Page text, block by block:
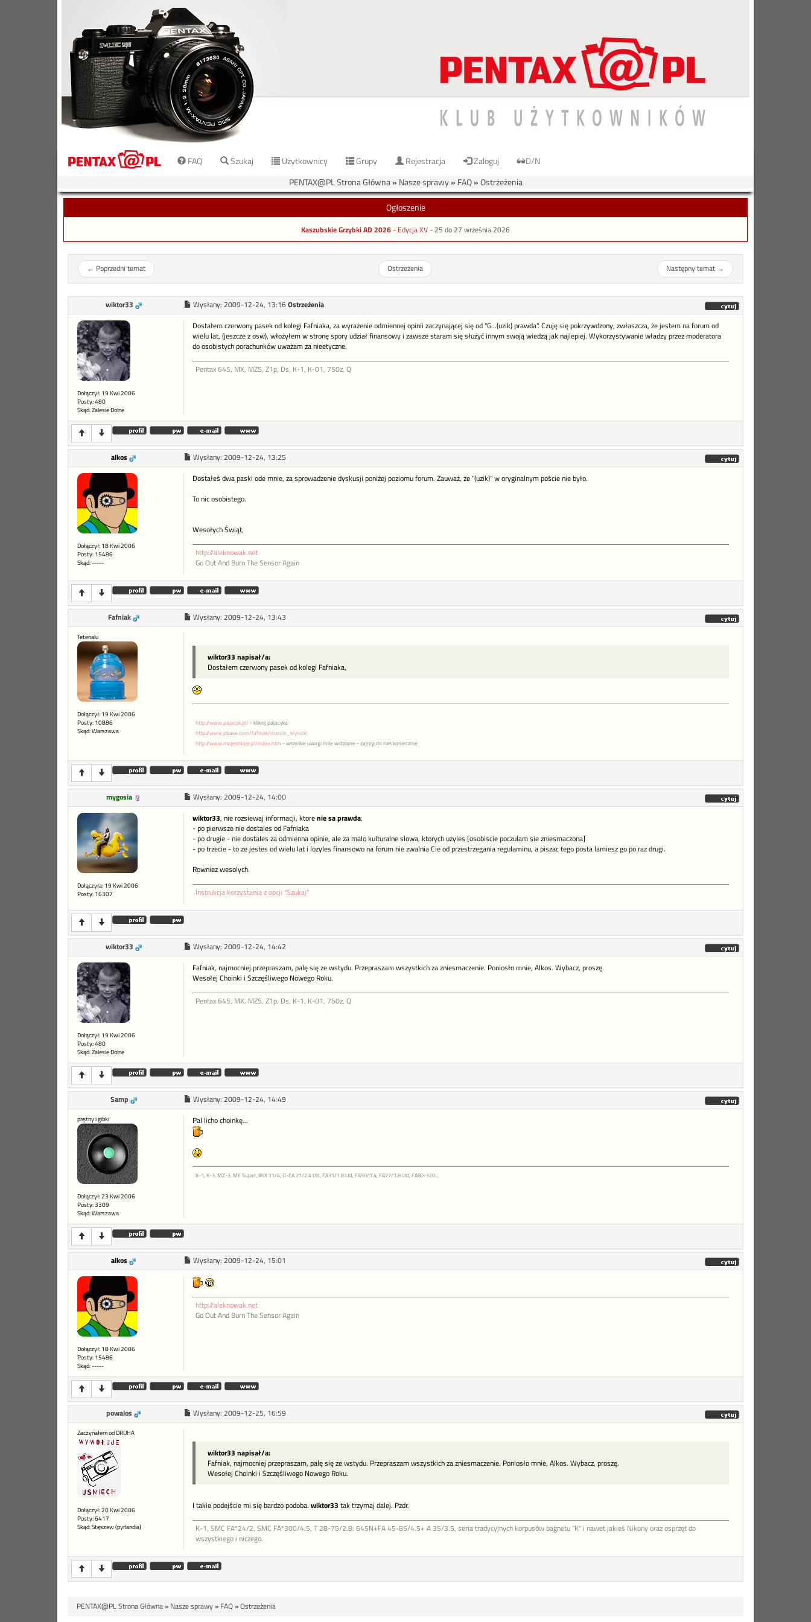
FAQ Szukaj Użytkownicy Grupy Rejestracja Zaloguj
D/N
PENTAX@PL Strona Główna» Nasze sprawy» FAQ»Ostrzeżenia
Ogłoszenie
Kaszubskie Grzybki AD 2026- Edycja XV -25 do 27 września 2026
← Poprzedni temat Ostrzeżenia Następny temat→
wiktor33 Wysłany: 2009-12-24, 13:16Ostrzeżenia
Dołączył: 19 Kwi 2006
Posty: 480
Skąd: Zalesie Dolne
Dostałem czerwony pasek od kolegi Fafniaka, za wyrażenie odmiennej opinii zaczynającej się od "G...(uzik) prawda". Czuję się pokrzywdzony, zwłaszcza, że jestem na forum od
wielu lat, (jeszcze z osw), włożyłem w stronę spory udział finansowy i zawsze staram się służyć innym swoją wiedzą jak najlepiej. Wykorzystywanie władzy przez moderatora
do osobistych porachunków uważam za nieetyczne.
Pentax 645, MX, MZ5, Z1p, Ds, K-1, K-01, 750z, Q
alkos Wysłany: 2009-12-24, 13:25
Dołączył: 18 Kwi 2006
Posty: 15486
Skąd: -----
Dostałeś dwa paski ode mnie, za sprowadzenie dyskusji poniżej poziomu forum. Zauważ, że "(uzik)" w oryginalnym poście nie było.
To nic osobistego.
Wesołych Świąt,
http://aleknowak.net
Go Out And Burn The Sensor Again
Fafniak Wysłany: 2009-12-24, 13:43
Tetenalu
Dołączył: 19 Kwi 2006
Posty: 10886
Skąd: Warszawa
wiktor33 napisał/a:
Dostałem czerwony pasek od kolegi Fafniaka,
http://www.pajacyk.pl/ - kliknij pajacyka
http://www.pbase.com/fafniak/marcin_krynicki
http://www.mojesmoje.pl/index.htm - wszelkie uwagi mile widziane - zajrzyj do nas koniecznie
mygosia Wysłany: 2009-12-24, 14:00
Dołączyła: 19 Kwi 2006
Posty: 16307
wiktor33, nie rozsiewaj informacji, ktorenie sa prawda:
- po pierwsze nie dostales od Fafniaka
- po drugie - nie dostales za odmienna opinie, ale za malo kulturalne slowa, ktorych uzyles [osobiscie poczulam sie zniesmaczona]
- po trzecie - to ze jestes od wielu lat i lozyles finansowo na forum nie zwalnia Cie od przestrzegania regulaminu, a piszac tego posta lamiesz go po raz drugi.
Rowniez wesolych.
Instrukcja korzystania z opcji "Szukaj"
wiktor33 Wysłany: 2009-12-24, 14:42
Dołączył: 19 Kwi 2006
Posty: 480
Skąd: Zalesie Dolne
Fafniak, najmocniej przepraszam, palę się ze wstydu. Przepraszam wszystkich za zniesmaczenie. Poniosło mnie, Alkos. Wybacz, proszę.
Wesołej Choinki i Szczęśliwego Nowego Roku.
Pentax 645, MX, MZ5, Z1p, Ds, K-1, K-01, 750z, Q
Samp Wysłany: 2009-12-24, 14:49
prężny i gibki
Dołączył: 23 Kwi 2006
Posty: 3309
Skąd: Warszawa
Pal licho choinkę...
K-1, K-3, MZ-3, ME Super, IRIX 11/4, D-FA 21/2.4 Ltd, FA31/1.8 Ltd, FA50/1.4, FA77/1.8 Ltd, FA80-320...
alkos Wysłany: 2009-12-24, 15:01
Dołączył: 18 Kwi 2006
Posty: 15486
Skąd: -----
http://aleknowak.net
Go Out And Burn The Sensor Again
powalos Wysłany: 2009-12-25, 16:59
Zaczynałem od DRUHA
Dołączył: 20 Kwi 2006
Posty: 6417
Skąd: Stęszew (pyrlandia)
wiktor33 napisał/a:
Fafniak, najmocniej przepraszam, palę się ze wstydu. Przepraszam wszystkich za zniesmaczenie. Poniosło mnie, Alkos. Wybacz, proszę.
Wesołej Choinki i Szczęśliwego Nowego Roku.
I takie podejście mi się bardzo podoba. wiktor33 tak trzymaj dalej. Pzdr.
K-1, SMC FA*24/2, SMC FA*300/4.5, T 28-75/2.8: 645N+FA 45-85/4.5+ A 35/3.5, seria tradycyjnych korpusów bagnetu "K" i nawet jakieś Nikony oraz osprzęt do
wszystkiego i niczego.
PENTAX@PL Strona Główna» Nasze sprawy» FAQ»Ostrzeżenia